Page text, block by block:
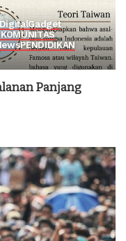
Gadget
KOMUNITAS
PENDIDIKAN
Panjang